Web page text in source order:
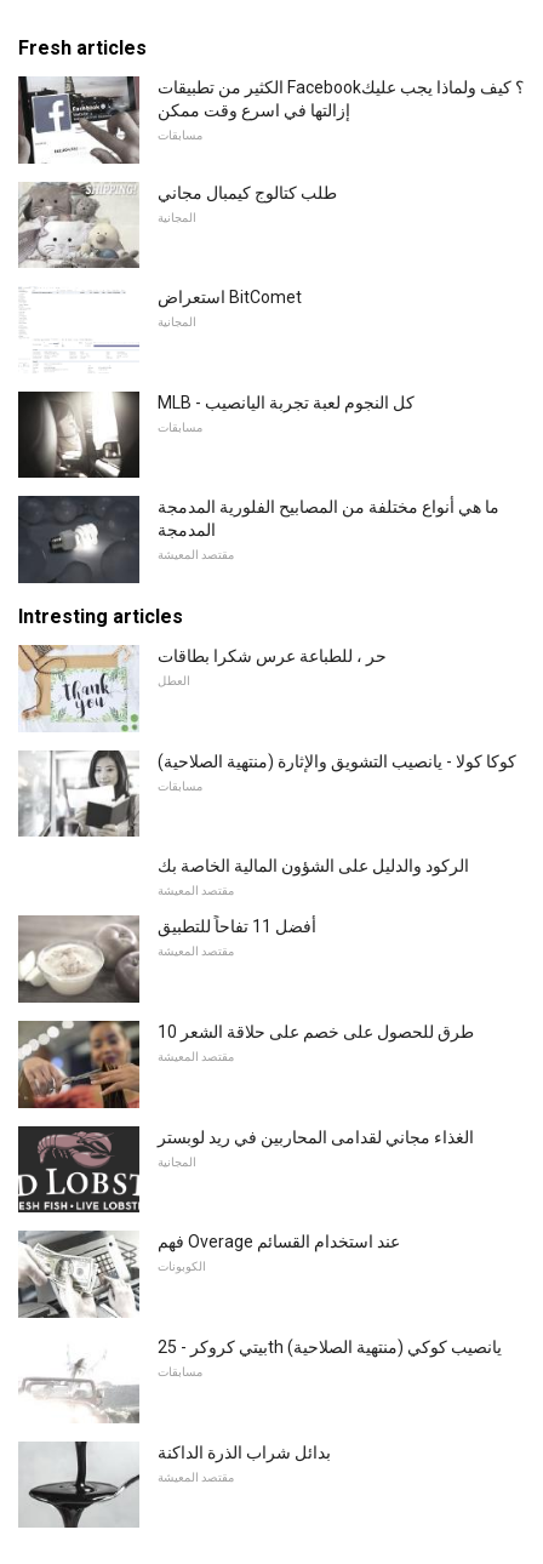
Fresh articles
الكثير من تطبيقات Facebook؟ كيف ولماذا يجب عليك
إزالتها في اسرع وقت ممكن
مسابقات
طلب كتالوج كيمبال مجاني
المجانية
استعراض BitComet
المجانية
MLB - كل النجوم لعبة تجربة اليانصيب
مسابقات
ما هي أنواع مختلفة من المصابيح الفلورية المدمجة
المدمجة
مقتصد المعيشة
Intresting articles
حر ، للطباعة عرس شكرا بطاقات
العطل
كوكا كولا - يانصيب التشويق والإثارة (منتهية الصلاحية)
مسابقات
الركود والدليل على الشؤون المالية الخاصة بك
مقتصد المعيشة
أفضل 11 تفاحاً للتطبيق
مقتصد المعيشة
10 طرق للحصول على خصم على حلاقة الشعر
مقتصد المعيشة
الغذاء مجاني لقدامى المحاربين في ريد لوبستر
المجانية
فهم Overage عند استخدام القسائم
الكوبونات
بيتي كروكر - 25th يانصيب كوكي (منتهية الصلاحية)
مسابقات
بدائل شراب الذرة الداكنة
مقتصد المعيشة